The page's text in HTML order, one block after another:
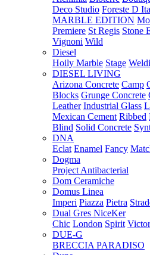
Deco Studio Foreste D
MARBLE EDITION
Premiere St Regis Stone
Vignoni Wild
Diesel
Hoily Marble Stage
DIESEL LIVING
Arizona Concrete Camp
Blocks Grunge Concrete
Leather Industrial Glass
Mexican Cement Ribbed
Blind Solid Concrete
DNA
Eclat Enamel Fancy
Dogma
Project Antibacterial
Dom Ceramiche
Domus Linea
Imperi Piazza Pietra
Dual Gres NiceKer
Chic London Spirit
DUE-G
BRECCIA PARADISO